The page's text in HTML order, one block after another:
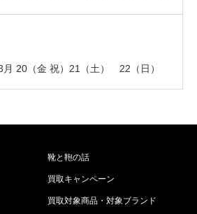
ど高級靴の買取査定が…
月 20（金 祝）21（土） 22（日）
靴と鞄の話
買取キャンペーン
買取対象商品・対象ブランド